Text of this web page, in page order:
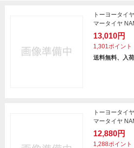
トーヨータイ
マータイヤ
13,010円
1,301ポイント
送料無料、入
トーヨータイ
マータイヤ
12,880円
1,288ポイント